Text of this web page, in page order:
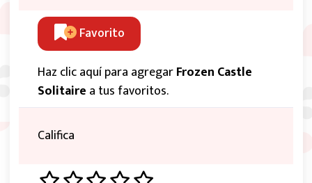
Favorito
Haz clic aquí para agregarFrozen Castle
Solitaire a tus favoritos.
Califica